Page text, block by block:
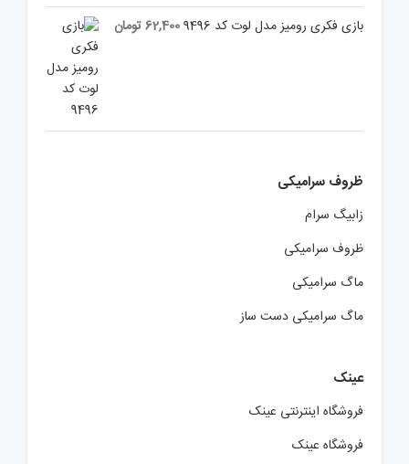
بازی فکری رومیز مدل لوت کد 9496 62,400تومان
ظروف سرامیکی
زابیگ سرام
ظروف سرامیکی
ماگ سرامیکی
ماگ سرامیکی دست ساز
عینک
فروشگاه اینترنتی عینک
فروشگاه عینک